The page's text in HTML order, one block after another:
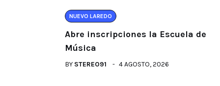
NUEVO LAREDO
Abre inscripciones la Escuela de
Música
BY STEREO91 4 AGOSTO, 2026